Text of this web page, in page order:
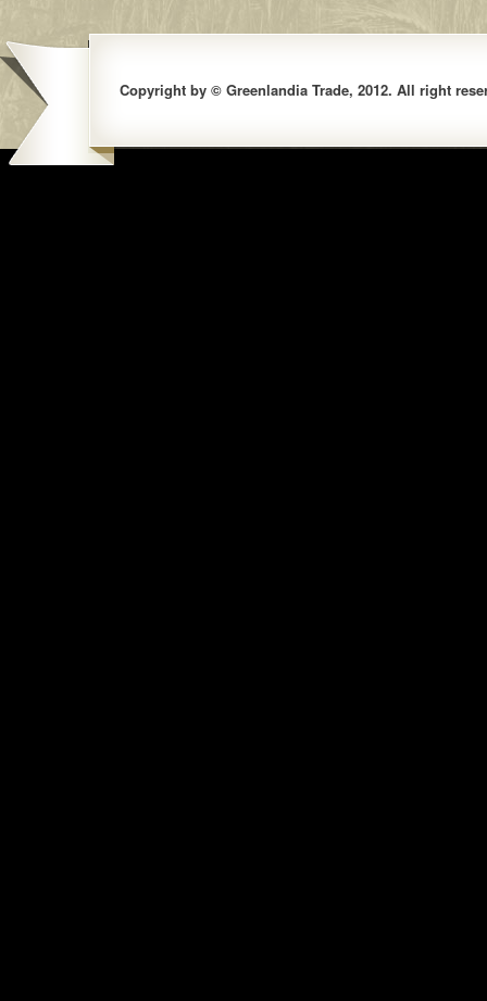
Copyright by © Greenlandia Trade, 2012. All right